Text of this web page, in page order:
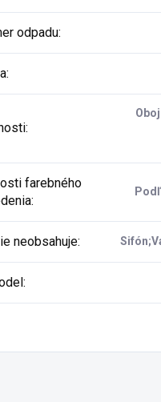
odpadu:
:
:
farebného
:
neobsahuje:
: